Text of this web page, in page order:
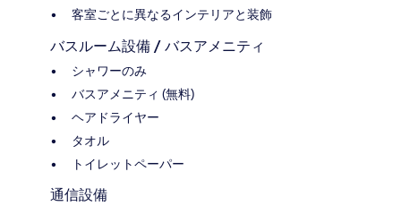
客室ごとに異なるインテリアと装飾
バスルーム設備 / バスアメニティ
シャワーのみ
バスアメニティ (無料)
ヘアドライヤー
タオル
トイレットペーパー
通信設備